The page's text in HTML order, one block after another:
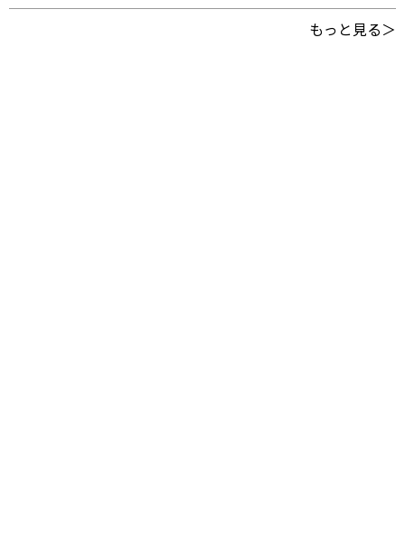
もっと見る＞